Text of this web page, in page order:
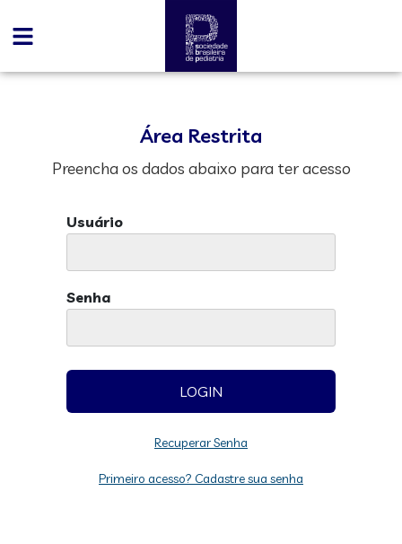
Área Restrita
Preencha os dados abaixo para ter acesso
Usuário
Senha
Recuperar Senha
Primeiro acesso? Cadastre sua senha